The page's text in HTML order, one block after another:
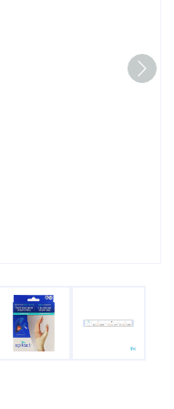
image
View larger image